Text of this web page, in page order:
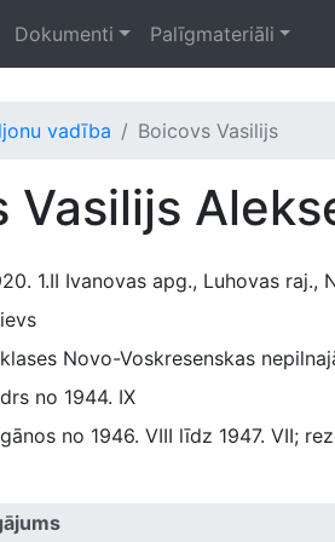
Dokumenti Palīgmateriāli
vadība Boicovs Vasilijs
Vasilijs
1.II Ivanovas apg., Luhovas
Novo-Voskresenskas
no 1944. IX
no 1946. VIII līdz 1947. VII;